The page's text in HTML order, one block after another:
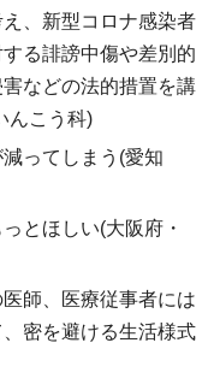
、新型コロナ感染者
る誹謗中傷や差別的
などの法的措置を講
んこう科)
ってしまう(愛知
とほしい(大阪府・
師、医療従事者には
密を避ける生活様式